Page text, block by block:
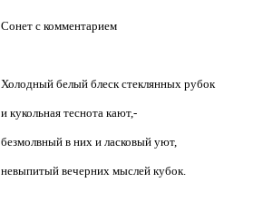
Сонет с комментарием
Холодный белый блеск стеклянных рубок
и кукольная теснота кают,-
безмолвный в них и ласковый уют,
невыпитый вечерних мыслей кубок.